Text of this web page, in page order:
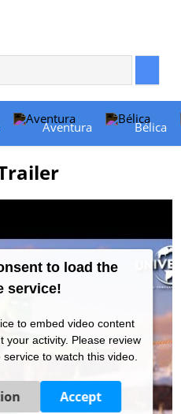
Aventura Bélica
to load the
service!
to embed video content
your activity. Please review
to watch this video.
Accept